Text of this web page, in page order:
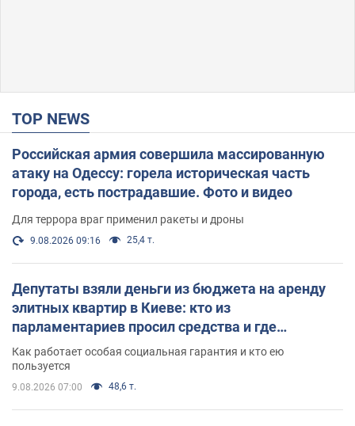
TOP NEWS
Российская армия совершила массированную
атаку на Одессу: горела историческая часть
города, есть пострадавшие. Фото и видео
Для террора враг применил ракеты и дроны
9.08.2026 09:16 25,4 т.
Депутаты взяли деньги из бюджета на аренду
элитных квартир в Киеве: кто из
парламентариев просил средства и где
поселился
Как работает особая социальная гарантия и кто ею
пользуется
9.08.2026 07:00 48,6 т.